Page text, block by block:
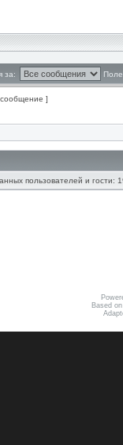
за:
]
пользователей и гости:
Based